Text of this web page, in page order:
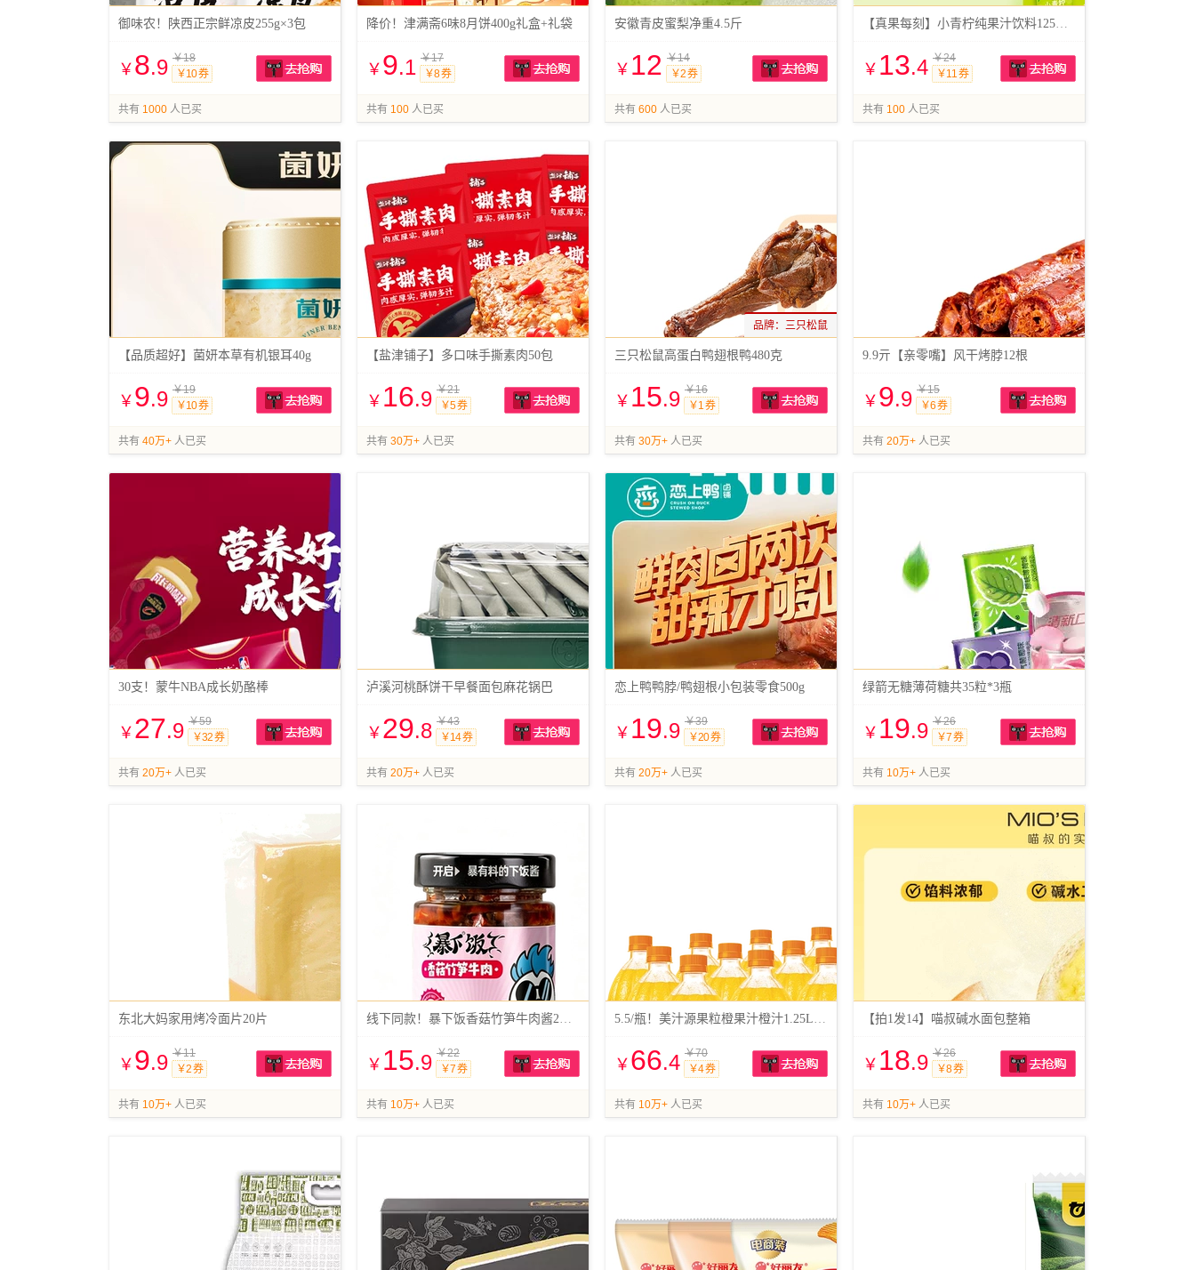
御味农！陕西正宗鲜凉皮255g×3包
￥ 8.9 ￥18
￥10 券
共有 1000 人已买
降价！津满斋6味8月饼400g礼盒+礼袋
￥ 9.1 ￥17
￥8 券
共有 100 人已买
安徽青皮蜜梨净重4.5斤
￥ 12 ￥14
￥2 券
共有 600 人已买
【真果每刻】小青柠纯果汁饮料125ml*24罐
￥ 13.4 ￥24
￥11 券
共有 100 人已买
【品质超好】菌妍本草有机银耳40g
￥ 9.9 ￥19
￥10 券
共有 40万+ 人已买
【盐津铺子】多口味手撕素肉50包
￥ 16.9 ￥21
￥5 券
共有 30万+ 人已买
三只松鼠高蛋白鸭翅根鸭480克
品牌： 三只松鼠
￥ 15.9 ￥16
￥1 券
共有 30万+ 人已买
9.9亓【亲零嘴】风干烤脖12根
￥ 9.9 ￥15
￥6 券
共有 20万+ 人已买
30支！蒙牛NBA成长奶酪棒
￥ 27.9 ￥59
￥32 券
共有 20万+ 人已买
泸溪河桃酥饼干早餐面包麻花锅巴
￥ 29.8 ￥43
￥14 券
共有 20万+ 人已买
恋上鸭鸭脖/鸭翅根小包装零食500g
￥ 19.9 ￥39
￥20 券
共有 20万+ 人已买
绿箭无糖薄荷糖共35粒*3瓶
￥ 19.9 ￥26
￥7 券
共有 10万+ 人已买
东北大妈家用烤冷面片20片
￥ 9.9 ￥11
￥2 券
共有 10万+ 人已买
线下同款！暴下饭香菇竹笋牛肉酱2瓶*200g
￥ 15.9 ￥22
￥7 券
共有 10万+ 人已买
5.5/瓶！美汁源果粒橙果汁橙汁1.25L*12瓶
￥ 66.4 ￥70
￥4 券
共有 10万+ 人已买
【拍1发14】喵叔碱水面包整箱
￥ 18.9 ￥26
￥8 券
共有 10万+ 人已买